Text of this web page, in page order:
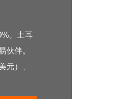
。土耳
伙伴。
元）、